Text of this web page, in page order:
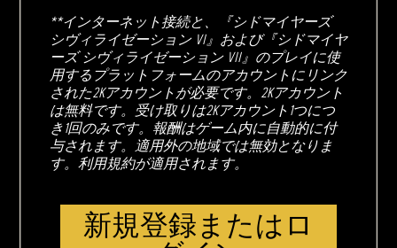
**インターネット接続と、『シドマイヤーズ
シヴィライゼーション VI』および『シドマイヤ
ーズ シヴィライゼーション VII』のプレイに使
用するプラットフォームのアカウントにリンク
された2Kアカウントが必要です。2Kアカウント
は無料です。受け取りは2Kアカウント1つにつ
き1回のみです。報酬はゲーム内に自動的に付
与されます。適用外の地域では無効となりま
す。利用規約が適用されます。
新規登録またはロ